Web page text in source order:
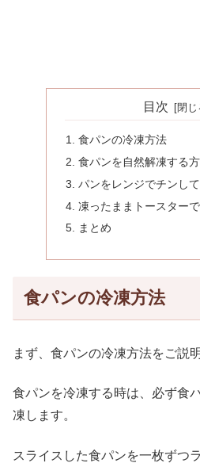
目次
食パンの冷凍方法
食パンを自然解凍する
パンをレンジでチンし
凍ったままトースター
まとめ
食パンの冷凍方法
まず、食パンの冷凍方法をご説
食パンを冷凍する時は、必ず食
凍します。
スライスした食パンを一枚ずつ